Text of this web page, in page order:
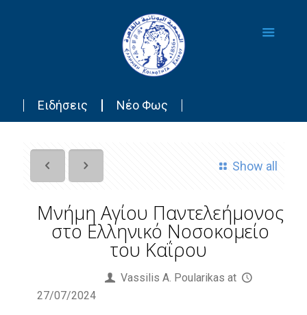
Ειδήσεις Νέο Φως
Show all
Μνήμη Αγίου Παντελεήμονος
στο Ελληνικό Νοσοκομείο
του Καΐρου
Vassilis Α. Poularikas at
27/07/2024